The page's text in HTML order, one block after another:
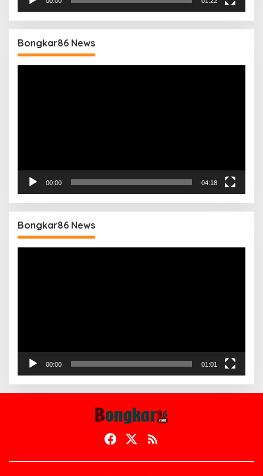
Bongkar86 News
00:00 04:18
Bongkar86 News
00:00 01:01